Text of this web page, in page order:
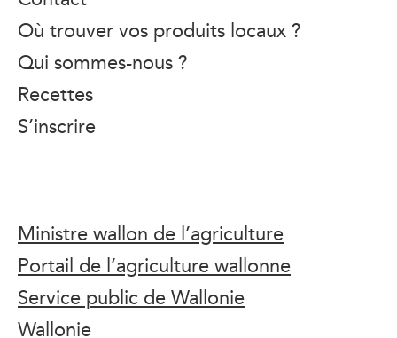
Où trouver vos produits locaux ?
Qui sommes-nous ?
Recettes
S’inscrire
Ministre wallon de l’agriculture
Portail de l’agriculture wallonne
Service public de Wallonie
Wallonie